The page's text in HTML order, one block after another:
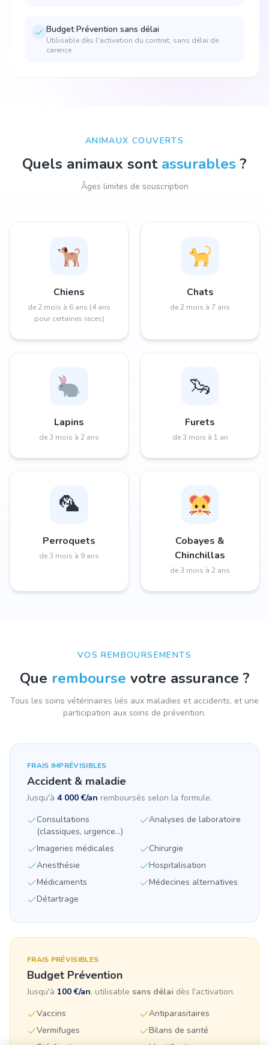
Budget Prévention sans délai
Utilisable dès l'activation du contrat, sans délai de
carence
ANIMAUX COUVERTS
Quels animaux sont assurables ?
Âges limites de souscription
Chiens
de 2 mois à 6 ans (4 ans
pour certaines races)
Chats
de 2 mois à 7 ans
Lapins
de 3 mois à 2 ans
🦦
Furets
de 3 mois à 1 an
🦜
Perroquets
de 3 mois à 9 ans
Cobayes &
Chinchillas
de 3 mois à 2 ans
VOS REMBOURSEMENTS
Que rembourse votre assurance ?
Tous les soins vétérinaires liés aux maladies et accidents, et une
participation aux soins de prévention.
FRAIS IMPRÉVISIBLES
Accident & maladie
Jusqu'à 4 000 €/an remboursés selon la formule.
Consultations
(classiques, urgence...)
Analyses de laboratoire
Imageries médicales
Chirurgie
Anesthésie
Hospitalisation
Médicaments
Médecines alternatives
Détartrage
FRAIS PRÉVISIBLES
Budget Prévention
Jusqu'à 100 €/an, utilisable sans délai dès l'activation.
Vaccins
Antiparasitaires
Vermifuges
Bilans de santé